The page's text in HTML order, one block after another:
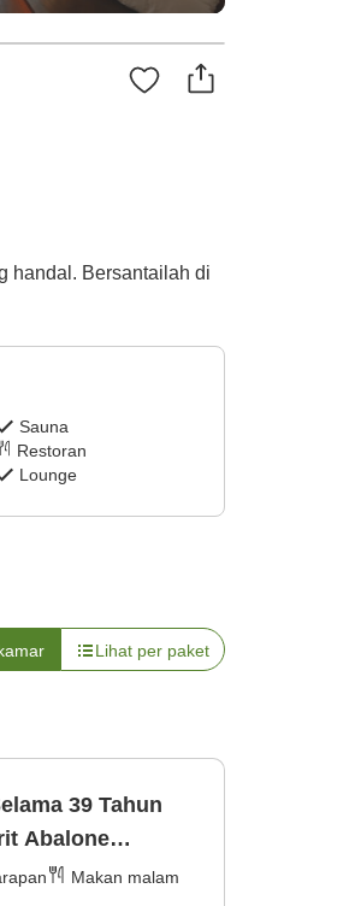
handal. Bersantailah di
Sauna
Restoran
Lounge
Lihat per paket
39 Tahun
Abalone
[Sarapan]
Makan malam